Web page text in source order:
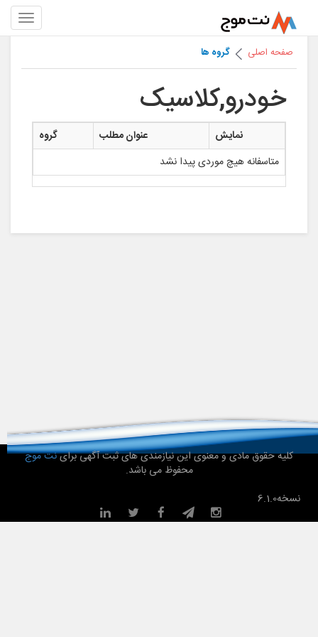
صفحه اصلی گروه ها
خودرو,کلاسیک
نمایش عنوان مطلب
گروه
متاسفانه هیچ موردی پیدا نشد
کلیه حقوق مادی و معنوی این نیازمندی های ثبت آگهی براینت موج
محفوظ می باشد.
نسخه6.1.0